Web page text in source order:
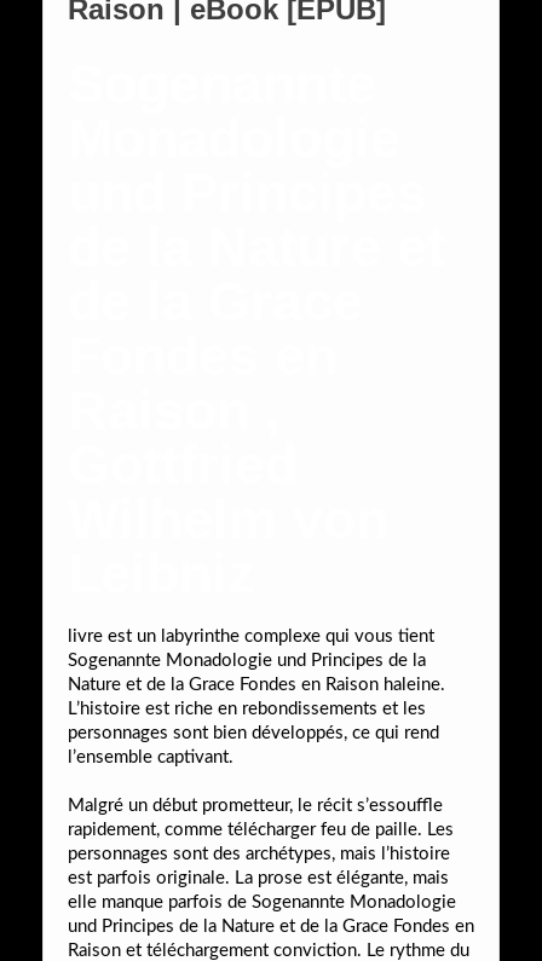
Raison | eBook [EPUB]
livre est un labyrinthe complexe qui vous tient
Sogenannte Monadologie und Principes de la
Nature et de la Grace Fondes en Raison haleine.
L’histoire est riche en rebondissements et les
personnages sont bien développés, ce qui rend
l’ensemble captivant.
Malgré un début prometteur, le récit s’essouffle
rapidement, comme télécharger feu de paille. Les
personnages sont des archétypes, mais l’histoire
est parfois originale. La prose est élégante, mais
elle manque parfois de Sogenannte Monadologie
und Principes de la Nature et de la Grace Fondes en
Raison et téléchargement conviction. Le rythme du